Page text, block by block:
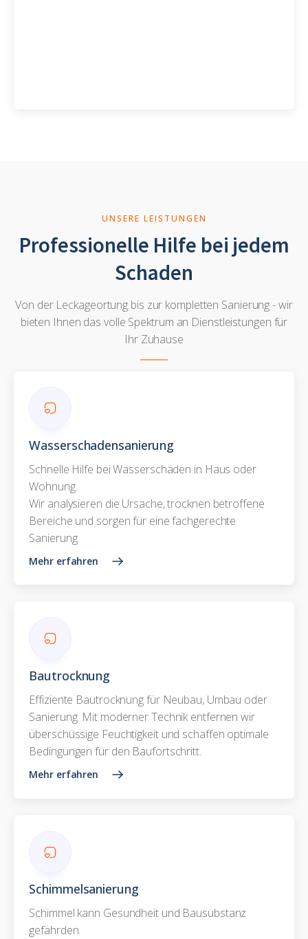
UNSERE LEISTUNGEN
Professionelle Hilfe bei jedem
Schaden
Von der Leckageortung bis zur kompletten Sanierung - wir
bieten Ihnen das volle Spektrum an Dienstleistungen für
Ihr Zuhause
Wasserschadensanierung
Schnelle Hilfe bei Wasserschäden in Haus oder
Wohnung.
Wir analysieren die Ursache, trocknen betroffene
Bereiche und sorgen für eine fachgerechte
Sanierung.
Mehr erfahren
Bautrocknung
Effiziente Bautrocknung für Neubau, Umbau oder
Sanierung. Mit moderner Technik entfernen wir
überschüssige Feuchtigkeit und schaffen optimale
Bedingungen für den Baufortschritt.
Mehr erfahren
Schimmelsanierung
Schimmel kann Gesundheit und Bausubstanz
gefährden.